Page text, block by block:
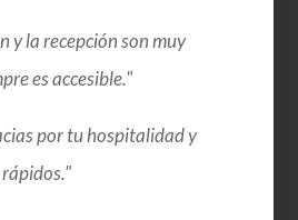
y la recepción son muy
es accesible."
por tu hospitalidad y